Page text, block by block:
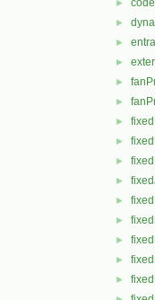
►
►
►
►
►
►
►
►
►
►
►
►
►
►
►